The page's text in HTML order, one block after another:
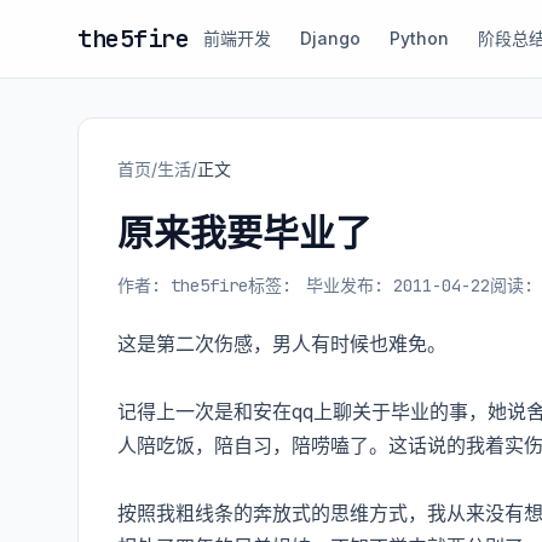
the5fire 前端开发 Django Python 阶段总
首页/生活/正文
原来我要毕业了
作者: the5fire标签: 毕业发布: 2011-04-22阅读:
这是第二次伤感，男人有时候也难免。
记得上一次是和安在qq上聊关于毕业的事，她说
人陪吃饭，陪自习，陪唠嗑了。这话说的我着实
按照我粗线条的奔放式的思维方式，我从来没有